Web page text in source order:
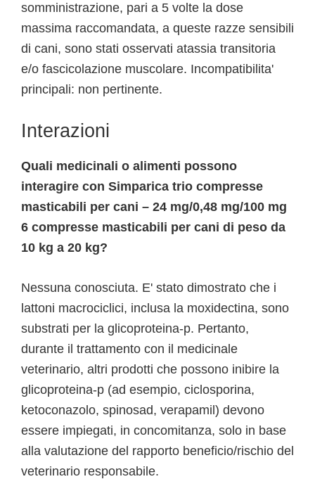
somministrazione, pari a 5 volte la dose
massima raccomandata, a queste razze sensibili
di cani, sono stati osservati atassia transitoria
e/o fascicolazione muscolare. Incompatibilita'
principali: non pertinente.
Interazioni
Quali medicinali o alimenti possono
interagire con Simparica trio compresse
masticabili per cani – 24 mg/0,48 mg/100 mg
6 compresse masticabili per cani di peso da
10 kg a 20 kg?
Nessuna conosciuta. E' stato dimostrato che i
lattoni macrociclici, inclusa la moxidectina, sono
substrati per la glicoproteina-p. Pertanto,
durante il trattamento con il medicinale
veterinario, altri prodotti che possono inibire la
glicoproteina-p (ad esempio, ciclosporina,
ketoconazolo, spinosad, verapamil) devono
essere impiegati, in concomitanza, solo in base
alla valutazione del rapporto beneficio/rischio del
veterinario responsabile.